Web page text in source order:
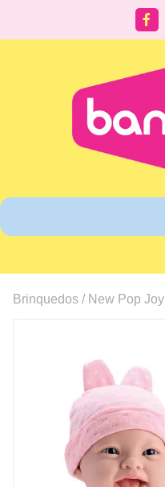
Brinquedos / New Pop Joy